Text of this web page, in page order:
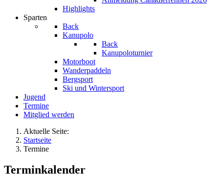
Highlights
Sparten
Back
Kanupolo
Back
Kanupoloturnier
Motorboot
Wanderpaddeln
Bergsport
Ski und Wintersport
Jugend
Termine
Mitglied werden
Aktuelle Seite:
Startseite
Termine
Terminkalender